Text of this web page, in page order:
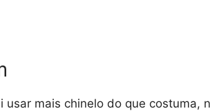
usar mais chinelo do que costuma,